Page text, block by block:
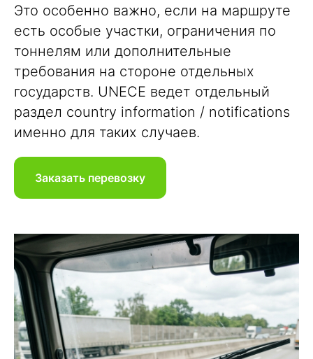
Это особенно важно, если на маршруте
есть особые участки, ограничения по
тоннелям или дополнительные
требования на стороне отдельных
государств. UNECE ведет отдельный
раздел country information / notifications
именно для таких случаев.
Заказать перевозку